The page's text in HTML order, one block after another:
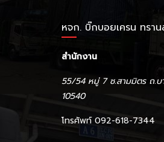
หจก. บิ๊กบอยเครน ทรา
สำนักงาน
55/54 หมู่ 7 ซ.สามมิตร ถ.
10540
โทรศัพท์ 092-618-7344